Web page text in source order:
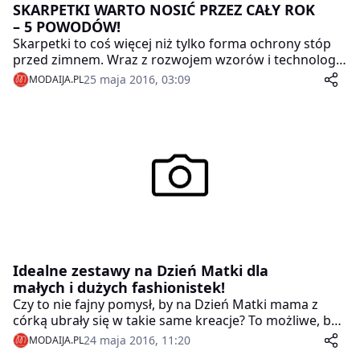
SKARPETKI WARTO NOSIĆ PRZEZ CAŁY ROK
– 5 POWODÓW!
Skarpetki to coś więcej niż tylko forma ochrony stóp
przed zimnem. Wraz z rozwojem wzorów i technologii
stały się modnym elementem stylizacji, wyrazem gustu
i naszej osobowości. Wykonane z najlepszej jakości
MODAIJA.PL25 maja 2016, 03:09
Idealne zestawy na Dzień Matki dla
małych i dużych fashionistek!
Czy to nie fajny pomysł, by na Dzień Matki mama z
córką ubrały się w takie same kreacje? To możliwe, bo
mamy dla Was idealne wprost zestawy dla małych i
dużych fashionistek!
MODAIJA.PL24 maja 2016, 11:20